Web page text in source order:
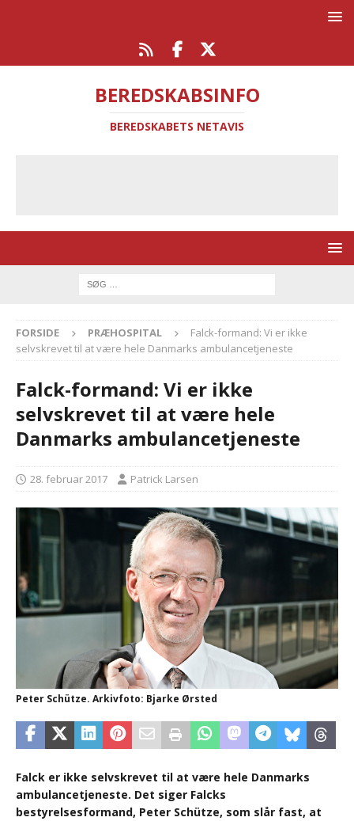
BEREDSKABSINFO
BEREDSKABETS NETAVIS
FORSIDE PRÆHOSPITAL
Falck-formand: Vi er ikke
selvskrevet til at være hele Danmarks ambulancetjeneste
Falck-formand: Vi er ikke
selvskrevet til at være hele
Danmarks ambulancetjeneste
28. februar 2017 Patrick Larsen
Peter Schütze. Arkivfoto: Bjarke Ørsted
Falck er ikke selvskrevet til at være hele Danmarks
ambulancetjeneste. Det siger Falcks
bestyrelsesformand, Peter Schütze, som slår fast, at